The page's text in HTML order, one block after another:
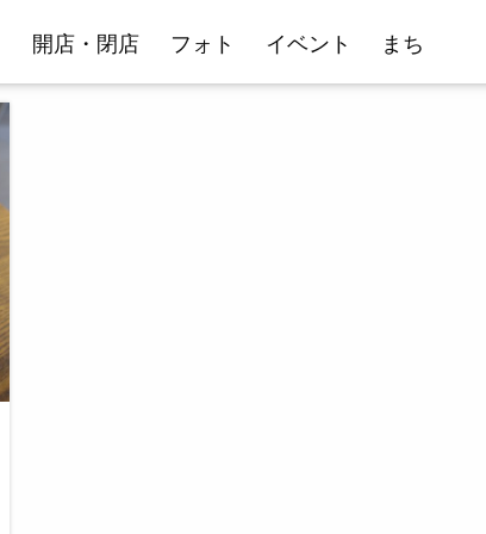
開店・閉店 フォト イベント まち